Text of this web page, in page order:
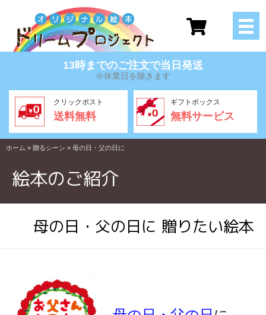
13時までのご注文で当日発送
※休業日を除きます
クリックポスト
送料無料
ギフトボックス
無料サービス
ホーム » 贈るシーン » 母の日・父の日に
絵本のご紹介
母の日・父の日に 贈りたい絵本